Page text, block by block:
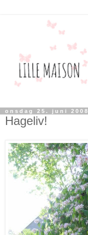
onsdag 25. juni 2008
Hageliv!